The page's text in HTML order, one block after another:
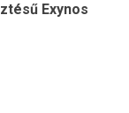
Exynos